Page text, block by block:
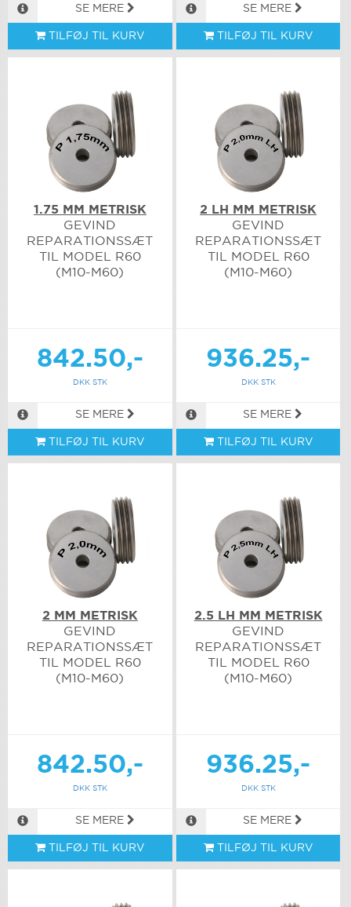
SE MERE
TILFØJ TIL KURV
SE MERE
TILFØJ TIL KURV
1.75 MM METRISK
GEVIND
REPARATIONSSÆT
TIL MODEL R60
(M10-M60)
842.50,-
DKK STK
SE MERE
TILFØJ TIL KURV
2 LH MM METRISK
GEVIND
REPARATIONSSÆT
TIL MODEL R60
(M10-M60)
936.25,-
DKK STK
SE MERE
TILFØJ TIL KURV
2 MM METRISK
GEVIND
REPARATIONSSÆT
TIL MODEL R60
(M10-M60)
842.50,-
DKK STK
SE MERE
TILFØJ TIL KURV
2.5 LH MM METRISK
GEVIND
REPARATIONSSÆT
TIL MODEL R60
(M10-M60)
936.25,-
DKK STK
SE MERE
TILFØJ TIL KURV